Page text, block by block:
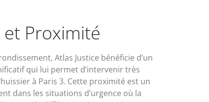
et Proximité
Atlas Justice bénéficie d’un
qui lui permet d’intervenir très
à Paris 3. Cette proximité est un
dans les situations d’urgence où la